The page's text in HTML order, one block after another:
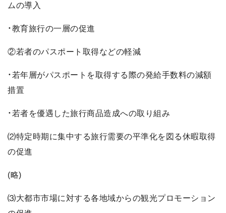
ムの導入
・教育旅行の一層の促進
②若者のパスポート取得などの軽減
・若年層がパスポートを取得する際の発給手数料の減額
措置
・若者を優遇した旅行商品造成への取り組み
⑵特定時期に集中する旅行需要の平準化を図る休暇取得
の促進
(略)
⑶大都市市場に対する各地域からの観光プロモーション